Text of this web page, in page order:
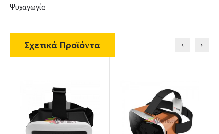
Ψυχαγωγία
Σχετικά Προϊόντα